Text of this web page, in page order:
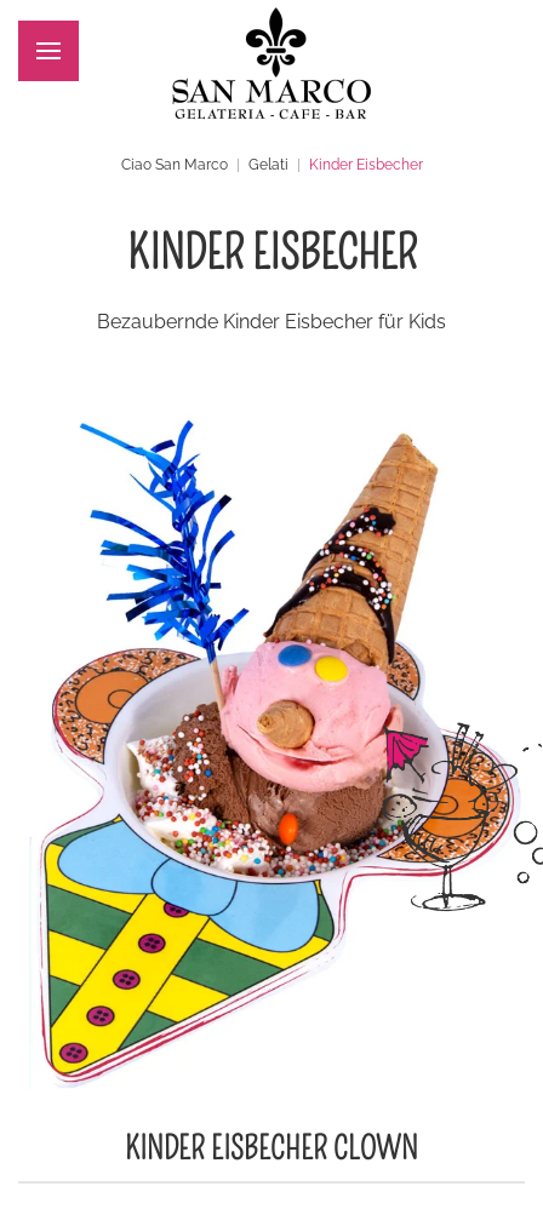
Zum Hauptinhalt springen
Ciao San Marco Gelati Kinder Eisbecher
KINDER EISBECHER
Bezaubernde Kinder Eisbecher für Kids
KINDER EISBECHER CLOWN